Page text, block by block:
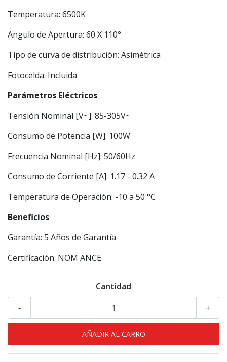
Temperatura: 6500K
Angulo de Apertura: 60 X 110°
Tipo de curva de distribución: Asimétrica
Fotocelda: Incluida
Parámetros Eléctricos
Tensión Nominal [V~]: 85-305V~
Consumo de Potencia [W]: 100W
Frecuencia Nominal [Hz]: 50/60Hz
Consumo de Corriente [A]: 1.17 - 0.32 A
Temperatura de Operación: -10 a 50 °C
Beneficios
Garantía: 5 Años de Garantía
Certificación: NOM ANCE
Cantidad
+
-